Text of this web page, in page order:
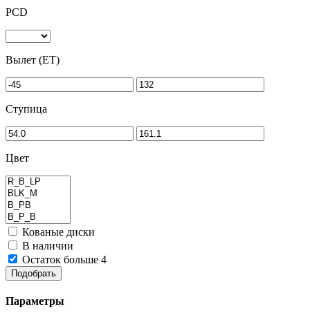
PCD
Вылет (ET)
Ступица
Цвет
Кованые диски
В наличии
Остаток больше 4
Подобрать
Параметры